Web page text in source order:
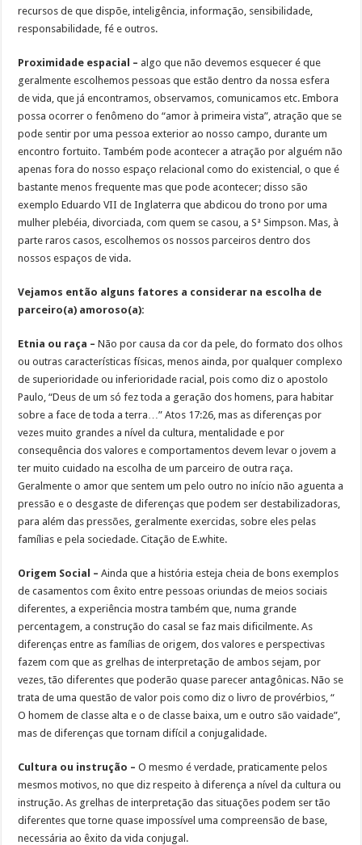
recursos de que dispõe, inteligência, informação, sensibilidade,
responsabilidade, fé e outros.
Proximidade espacial – algo que não devemos esquecer é que
geralmente escolhemos pessoas que estão dentro da nossa esfera
de vida, que já encontramos, observamos, comunicamos etc. Embora
possa ocorrer o fenômeno do “amor à primeira vista”, atração que se
pode sentir por uma pessoa exterior ao nosso campo, durante um
encontro fortuito. Também pode acontecer a atração por alguém não
apenas fora do nosso espaço relacional como do existencial, o que é
bastante menos frequente mas que pode acontecer; disso são
exemplo Eduardo VII de Inglaterra que abdicou do trono por uma
mulher plebéia, divorciada, com quem se casou, a Sª Simpson. Mas, à
parte raros casos, escolhemos os nossos parceiros dentro dos
nossos espaços de vida.
Vejamos então alguns fatores a considerar na escolha de
parceiro(a) amoroso(a):
Etnia ou raça – Não por causa da cor da pele, do formato dos olhos
ou outras características físicas, menos ainda, por qualquer complexo
de superioridade ou inferioridade racial, pois como diz o apostolo
Paulo, “Deus de um só fez toda a geração dos homens, para habitar
sobre a face de toda a terra…” Atos 17:26, mas as diferenças por
vezes muito grandes a nível da cultura, mentalidade e por
consequência dos valores e comportamentos devem levar o jovem a
ter muito cuidado na escolha de um parceiro de outra raça.
Geralmente o amor que sentem um pelo outro no início não aguenta a
pressão e o desgaste de diferenças que podem ser destabilizadoras,
para além das pressões, geralmente exercidas, sobre eles pelas
famílias e pela sociedade. Citação de E.white.
Origem Social – Ainda que a história esteja cheia de bons exemplos
de casamentos com êxito entre pessoas oriundas de meios sociais
diferentes, a experiência mostra também que, numa grande
percentagem, a construção do casal se faz mais dificilmente. As
diferenças entre as famílias de origem, dos valores e perspectivas
fazem com que as grelhas de interpretação de ambos sejam, por
vezes, tão diferentes que poderão quase parecer antagônicas. Não se
trata de uma questão de valor pois como diz o livro de provérbios, “
O homem de classe alta e o de classe baixa, um e outro são vaidade”,
mas de diferenças que tornam difícil a conjugalidade.
Cultura ou instrução – O mesmo é verdade, praticamente pelos
mesmos motivos, no que diz respeito à diferença a nível da cultura ou
instrução. As grelhas de interpretação das situações podem ser tão
diferentes que torne quase impossível uma compreensão de base,
necessária ao êxito da vida conjugal.